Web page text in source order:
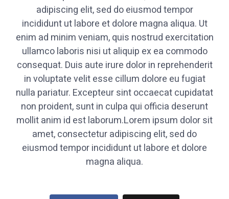
adipiscing elit, sed do eiusmod tempor
incididunt ut labore et dolore magna aliqua. Ut
enim ad minim veniam, quis nostrud exercitation
ullamco laboris nisi ut aliquip ex ea commodo
consequat. Duis aute irure dolor in reprehenderit
in voluptate velit esse cillum dolore eu fugiat
nulla pariatur. Excepteur sint occaecat cupidatat
non proident, sunt in culpa qui officia deserunt
mollit anim id est laborum.Lorem ipsum dolor sit
amet, consectetur adipiscing elit, sed do
eiusmod tempor incididunt ut labore et dolore
magna aliqua.